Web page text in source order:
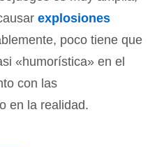
explosiones
poco tiene que
«humorística» en el
con las
en la realidad.